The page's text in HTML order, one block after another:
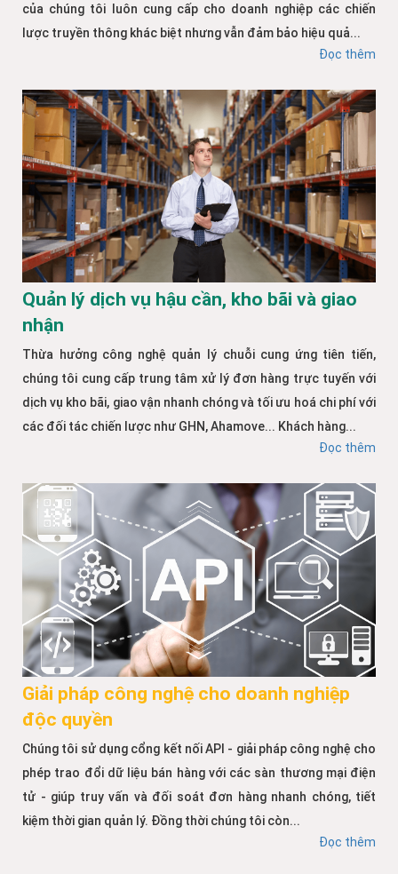
của chúng tôi luôn cung cấp cho doanh nghiệp các chiến
lược truyền thông khác biệt nhưng vẫn đảm bảo hiệu quả...
Đọc thêm
Quản lý dịch vụ hậu cần, kho bãi và giao
nhận
Thừa hưởng công nghệ quản lý chuỗi cung ứng tiên tiến,
chúng tôi cung cấp trung tâm xử lý đơn hàng trực tuyến với
dịch vụ kho bãi, giao vận nhanh chóng và tối ưu hoá chi phí với
các đối tác chiến lược như GHN, Ahamove... Khách hàng...
Đọc thêm
Giải pháp công nghệ cho doanh nghiệp
độc quyền
Chúng tôi sử dụng cổng kết nối API - giải pháp công nghệ cho
phép trao đổi dữ liệu bán hàng với các sàn thương mại điện
tử - giúp truy vấn và đối soát đơn hàng nhanh chóng, tiết
kiệm thời gian quản lý. Đồng thời chúng tôi còn...
Đọc thêm